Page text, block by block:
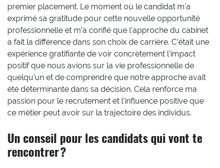
premier placement. Le moment où le candidat m’a
exprimé sa gratitude pour cette nouvelle opportunité
professionnelle et m’a confié que l’approche du cabinet
a fait la différence dans son choix de carrière. C’était une
expérience gratifiante de voir concrètement l’impact
positif que nous avions sur la vie professionnelle de
quelqu’un et de comprendre que notre approche avait
été déterminante dans sa décision. Cela renforce ma
passion pour le recrutement et l’influence positive que
ce métier peut avoir sur la trajectoire des individus.
Un conseil pour les candidats qui vont te
rencontrer ?